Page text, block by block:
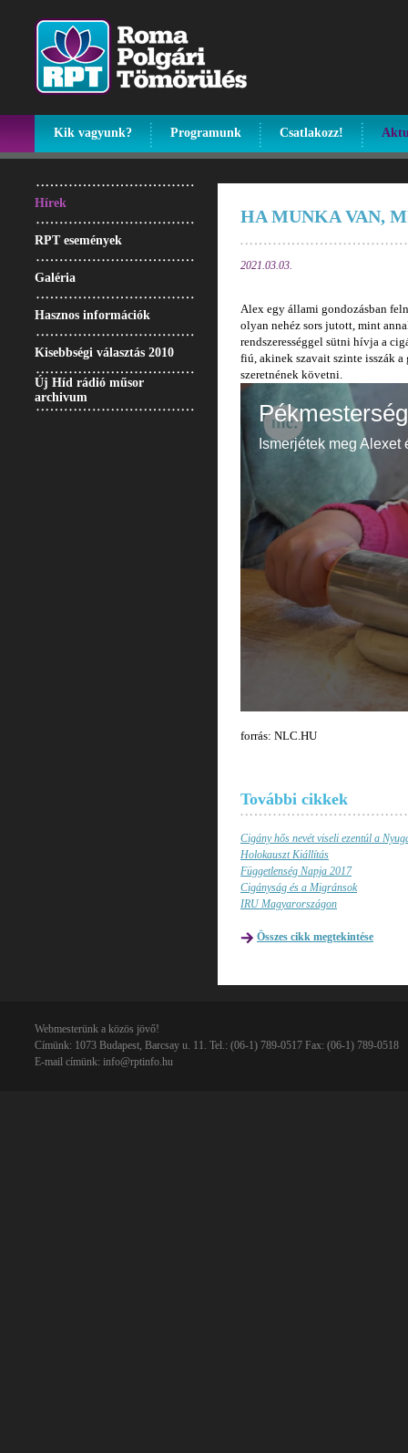
Kik vagyunk? Programunk Csatlakozz!
Hírek
RPT események
Galéria
Hasznos információk
Kisebbségi választás 2010
Új Híd rádió műsor
archivum
HA MUNKA VAN,
2021.03.03.
Alex egy állami gondozásban
olyan nehéz sors jutott, mint
rendszerességgel sütni hívja a
fiú, akinek szavait szinte isszák
szeretnének követni.
forrás: NLC.HU
További cikkek
Cigány hős nevét viseli ezentúl a
Holokauszt Kiállítás
Függetlenség Napja 2017
Cigányság és a Migránsok
IRU Magyarországon
Összes cikk megtekintése
Webmesterünk a közös jövő!
Címünk: 1073 Budapest, Barcsay u. 11. Tel.: (06-1) 789-0517 Fax: (06-1) 789-0518
E-mail címünk: info@rptinfo.hu